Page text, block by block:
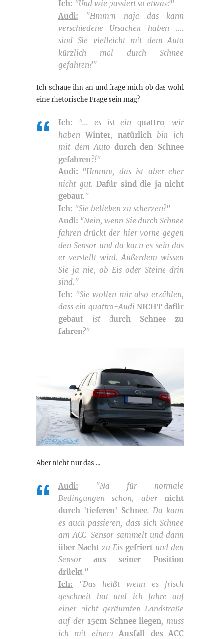
Ich: "Und wie passiert so etwas?"
Audi: "Hmmm naja das kann
verschiedene Ursachen haben ....
sind Sie vielleicht mit dem Auto
kürzlich mal durch Schnee
gefahren?"
Ich schaue ihn an und frage mich ob das wohl
eine rhetorische Frage sein mag?
Ich: "... es ist einquattro, wir
habenWinter, natürlich bin ich
mit dem Auto durch den Schnee
gefahren?!"
Audi: "Hmmm, das ist aber eher
nicht gut. Dafür sind die ja nicht
gebaut."
Ich: "Sie belieben zu scherzen?"
Audi: "Nein, wenn Sie durch Schnee
fahren drückt der hier vorne gegen
den Sensor und da kann es sein das
er verstellt wird. Außerdem wissen
Sie ja nie, ob Eis oder Steine drin
sind."
Ich: "Sie wollen mir also erzählen,
dass ein quattro-Audi NICHT dafür
gebaut ist durch Schnee zu
fahren?"
Aber nicht nur das ...
Audi: "Na für normale
Bedingungen schon, abernicht
durch 'tieferen' Schnee. Da kann
es auch passieren, dass sich Schnee
am ACC-Sensor sammelt und dann
über Nacht zu Eis gefriertund den
Sensor aus seiner Position
drückt."
Ich: "Das heißt wenn es frisch
geschneit hat und ich fahre auf
einer nicht-geräumten Landstraße
auf der 15cm Schnee liegen, muss
ich mit einemAusfall des ACC